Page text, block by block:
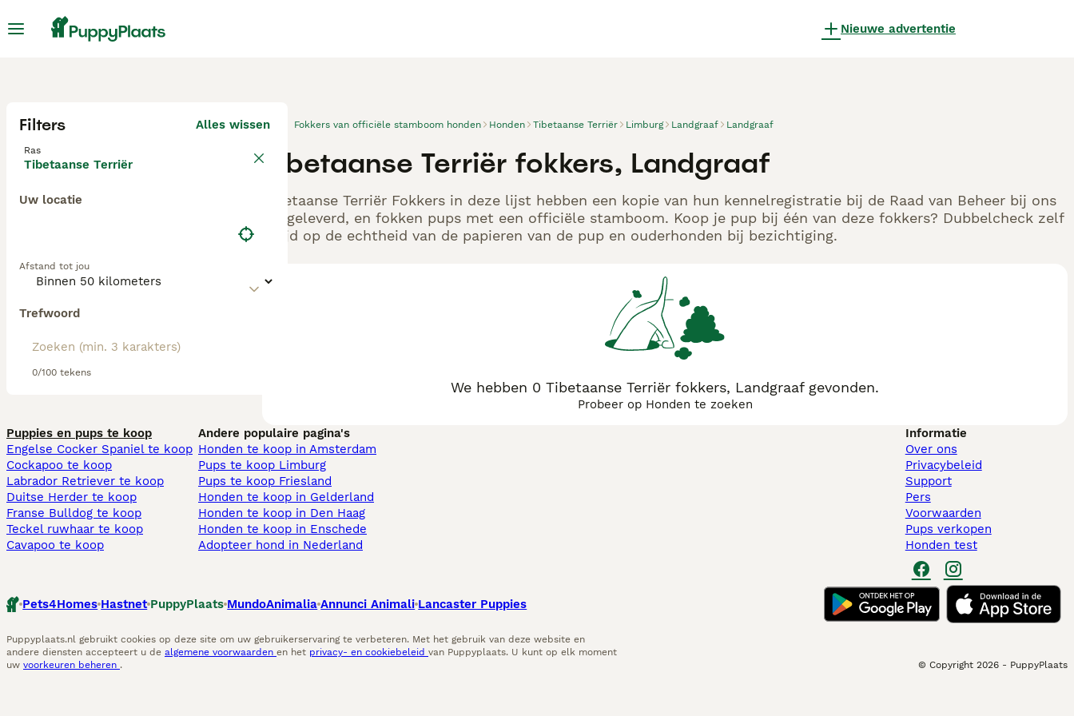
Nieuwe advertentie
Filters Alles wissen
Ras
Tibetaanse Terriër
Uw locatie
Afstand tot jou
Trefwoord
0/100 tekens
Fokkers van officiële stamboom honden Honden Tibetaanse Terriër Limburg Landgraaf Landgraaf
Tibetaanse Terriër fokkers, Landgraaf
Tibetaanse Terriër Fokkers in deze lijst hebben een kopie van hun kennelregistratie bij de Raad van Beheer bij ons
aangeleverd, en fokken pups met een officiële stamboom. Koop je pup bij één van deze fokkers? Dubbelcheck zelf
altijd op de echtheid van de papieren van de pup en ouderhonden bij bezichtiging.
We hebben 0 Tibetaanse Terriër fokkers, Landgraaf gevonden.
Probeer op Honden te zoeken
Puppies en pups te koop
Engelse Cocker Spaniel te koop
Cockapoo te koop
Labrador Retriever te koop
Duitse Herder te koop
Franse Bulldog te koop
Teckel ruwhaar te koop
Cavapoo te koop
Andere populaire pagina's
Honden te koop in Amsterdam
Pups te koop Limburg​
Pups te koop Friesland​
Honden te koop in Gelderland
Honden te koop in Den Haag
Honden te koop in Enschede
Adopteer hond in Nederland
Informatie
Over ons
Privacybeleid
Support
Pers
Voorwaarden
Pups verkopen
Honden test
Pets4Homes Hastnet PuppyPlaats MundoAnimalia Annunci Animali Lancaster Puppies
Puppyplaats.nl gebruikt cookies op deze site om uw gebruikerservaring te verbeteren. Met het gebruik van deze website en
andere diensten accepteert u de algemene voorwaarden en het privacy- en cookiebeleid van Puppyplaats. U kunt op elk moment
uw voorkeuren beheren . © Copyright 2026 - PuppyPlaats